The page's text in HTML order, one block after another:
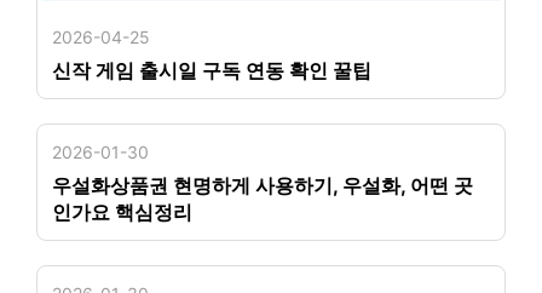
2026-04-25
신작 게임 출시일 구독 연동 확인 꿀팁
2026-01-30
우설화상품권 현명하게 사용하기, 우설화, 어떤 곳
인가요 핵심정리